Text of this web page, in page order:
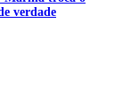
verdade